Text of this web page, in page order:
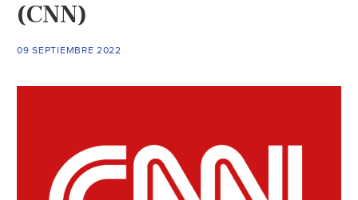
País)
(CNN)
09 SEPTIEMBRE 2022